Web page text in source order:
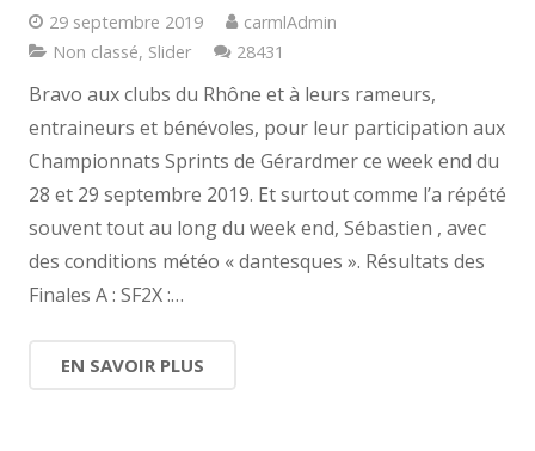
29 septembre 2019
carmlAdmin
Non classé, Slider 28431
Bravo aux clubs du Rhône et à leurs rameurs,
entraineurs et bénévoles, pour leur participation aux
Championnats Sprints de Gérardmer ce week end du
28 et 29 septembre 2019. Et surtout comme l’a répété
souvent tout au long du week end, Sébastien , avec
des conditions météo « dantesques ». Résultats des
Finales A : SF2X :…
EN SAVOIR PLUS